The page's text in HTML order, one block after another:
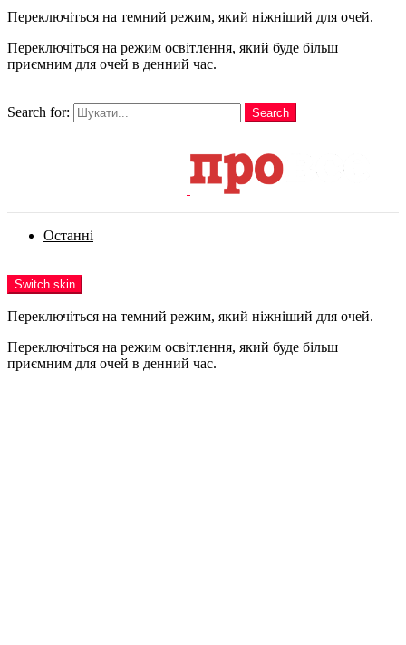
Переключіться на темний режим, який ніжніший для очей.
Переключіться на режим освітлення, який буде більш
приємним для очей в денний час.
Search for:
Search
Останні
Switch skin
Переключіться на темний режим, який ніжніший для очей.
Переключіться на режим освітлення, який буде більш
приємним для очей в денний час.